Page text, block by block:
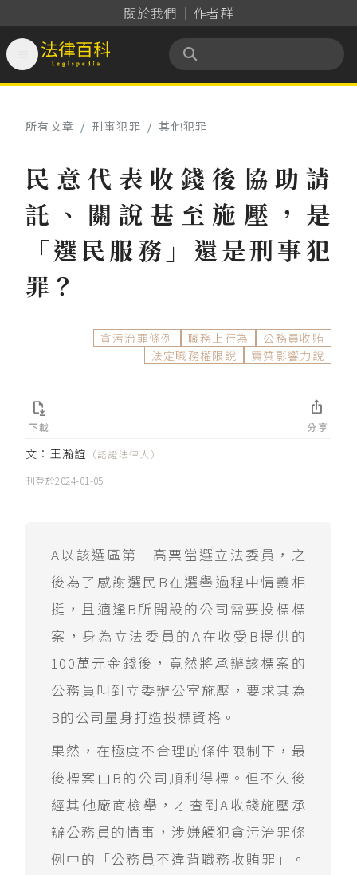
關於我們 作者群
法律百科 Legispedia
所有文章 / 刑事犯罪 / 其他犯罪
民意代表收錢後協助請
託、關說甚至施壓，是
「選民服務」還是刑事犯
罪？
貪污治罪條例 職務上行為
公務員收賄
法定職務權限說
實質影響力說
文： 王瀚誼 （認證法律人）
刊登於2024-01-05
A以該選區第一高票當選立法委員，之
後為了感謝選民B在選舉過程中情義相
挺，且適逢B所開設的公司需要投標標
案，身為立法委員的A在收受B提供的
100萬元金錢後，竟然將承辦該標案的
公務員叫到立委辦公室施壓，要求其為
B的公司量身打造投標資格。
果然，在極度不合理的條件限制下，最
後標案由B的公司順利得標。但不久後
經其他廠商檢舉，才查到A收錢施壓承
辦公務員的情事，涉嫌觸犯貪污治罪條
例中的「公務員不違背職務收賄罪」。
下載

分享
